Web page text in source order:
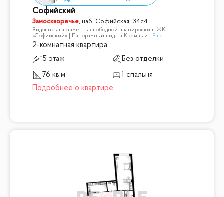
Софийский
Замоскворечье, наб. Софийская, 34с4
Видовые апартаменты свободной планировки в ЖК
«Софийский» | Панорамный вид на Кремль и... Ещё
2-комнатная квартира
5 этаж
Без отделки
76 кв.м
1 спальня